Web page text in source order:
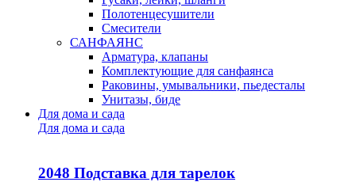
Полотенцесушители
Смесители
САНФАЯНС
Арматура, клапаны
Комплектующие для санфаянса
Раковины, умывальники, пьедесталы
Унитазы, биде
Для дома и сада
Для дома и сада
2048 Подставка для тарелок